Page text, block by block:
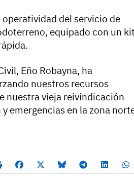
del servicio de
equipado con un kit
Eño Robayna, ha
nuestros recursos
nuestra vieja reivindicación
emergencias en la zona